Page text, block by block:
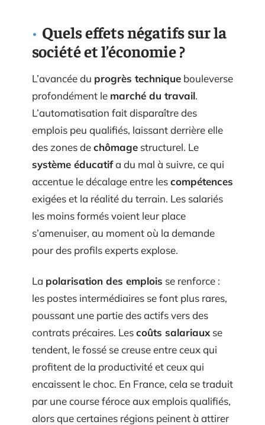
Quels effets négatifs sur la
société et l’économie ?
L’avancée du progrès technique bouleverse
profondément le marché du travail.
L’automatisation fait disparaître des
emplois peu qualifiés, laissant derrière elle
des zones dechômage structurel. Le
système éducatifa du mal à suivre, ce qui
accentue le décalage entre lescompétences
exigées et la réalité du terrain. Les salariés
les moins formés voient leur place
s’amenuiser, au moment où la demande
pour des profils experts explose.
La polarisation des emplois se renforce :
les postes intermédiaires se font plus rares,
poussant une partie des actifs vers des
contrats précaires. Lescoûts salariaux se
tendent, le fossé se creuse entre ceux qui
profitent de la productivité et ceux qui
encaissent le choc. En France, cela se traduit
par une course féroce aux emplois qualifiés,
alors que certaines régions peinent à attirer